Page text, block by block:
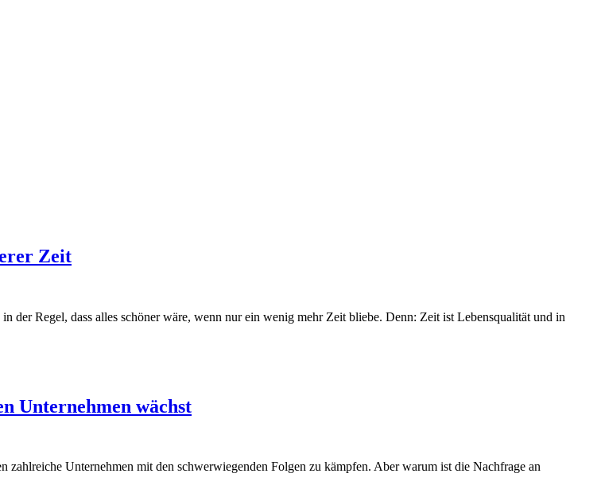
Zeit
der Regel, dass alles schöner wäre, wenn nur ein wenig mehr Zeit bliebe. Denn: Zeit ist Lebensqualität und in
Unternehmen wächst
Unternehmen mit den schwerwiegenden Folgen zu kämpfen. Aber warum ist die Nachfrage an